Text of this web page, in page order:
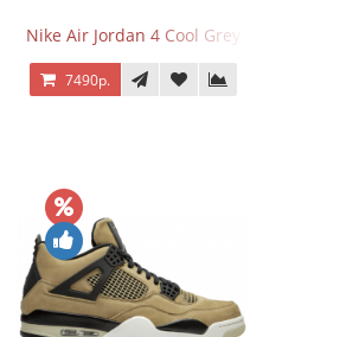
Nike Air Jordan 4 Cool Grey
7490р.